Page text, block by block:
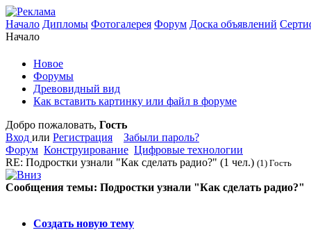
Начало Дипломы Фотогалерея Форум Доска объявлений
Начало
Новое
Форумы
Древовидный вид
Как вставить картинку или файл в форуме
Добро пожаловать, Гость
Вход или Регистрация
Забыли пароль?
Форум Конструирование Цифровые технологии
RE: Подростки узнали "Как сделать радио?" (1 чел.) (1) Гость
Сообщения темы: Подростки узнали "Как сделать радио?"
Создать новую тему